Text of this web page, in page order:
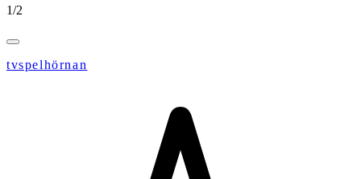
1/2
tvspelhörnan